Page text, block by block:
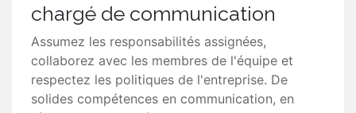
chargé de communication
Assumez les responsabilités assignées,
collaborez avec les membres de l'équipe et
respectez les politiques de l'entreprise. De
solides compétences en communication, en